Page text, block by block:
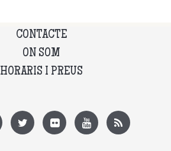
CONTACTE
ON SOM
HORARIS I PREUS